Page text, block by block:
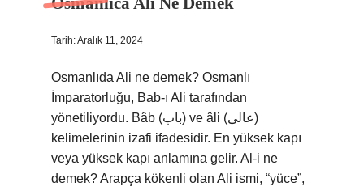
Tarih: Aralık 11, 2024
Osmanlıda Ali ne demek? Osmanlı
İmparatorluğu, Bab-ı Ali tarafından
yönetiliyordu. Bâb (باب) ve âli (عالی)
kelimelerinin izafi ifadesidir. En yüksek kapı
veya yüksek kapı anlamına gelir. Al-i ne
demek? Arapça kökenli olan Ali ismi, “yüce”,